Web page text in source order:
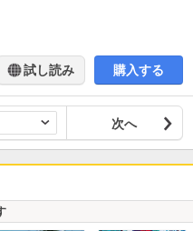
試し読み 購入する
次へ